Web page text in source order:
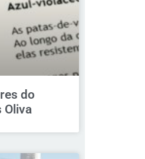
do
Oliva